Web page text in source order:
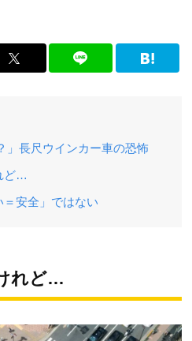
」長尺ウインカー車の恐怖
ど…
＝安全」ではない
れど…